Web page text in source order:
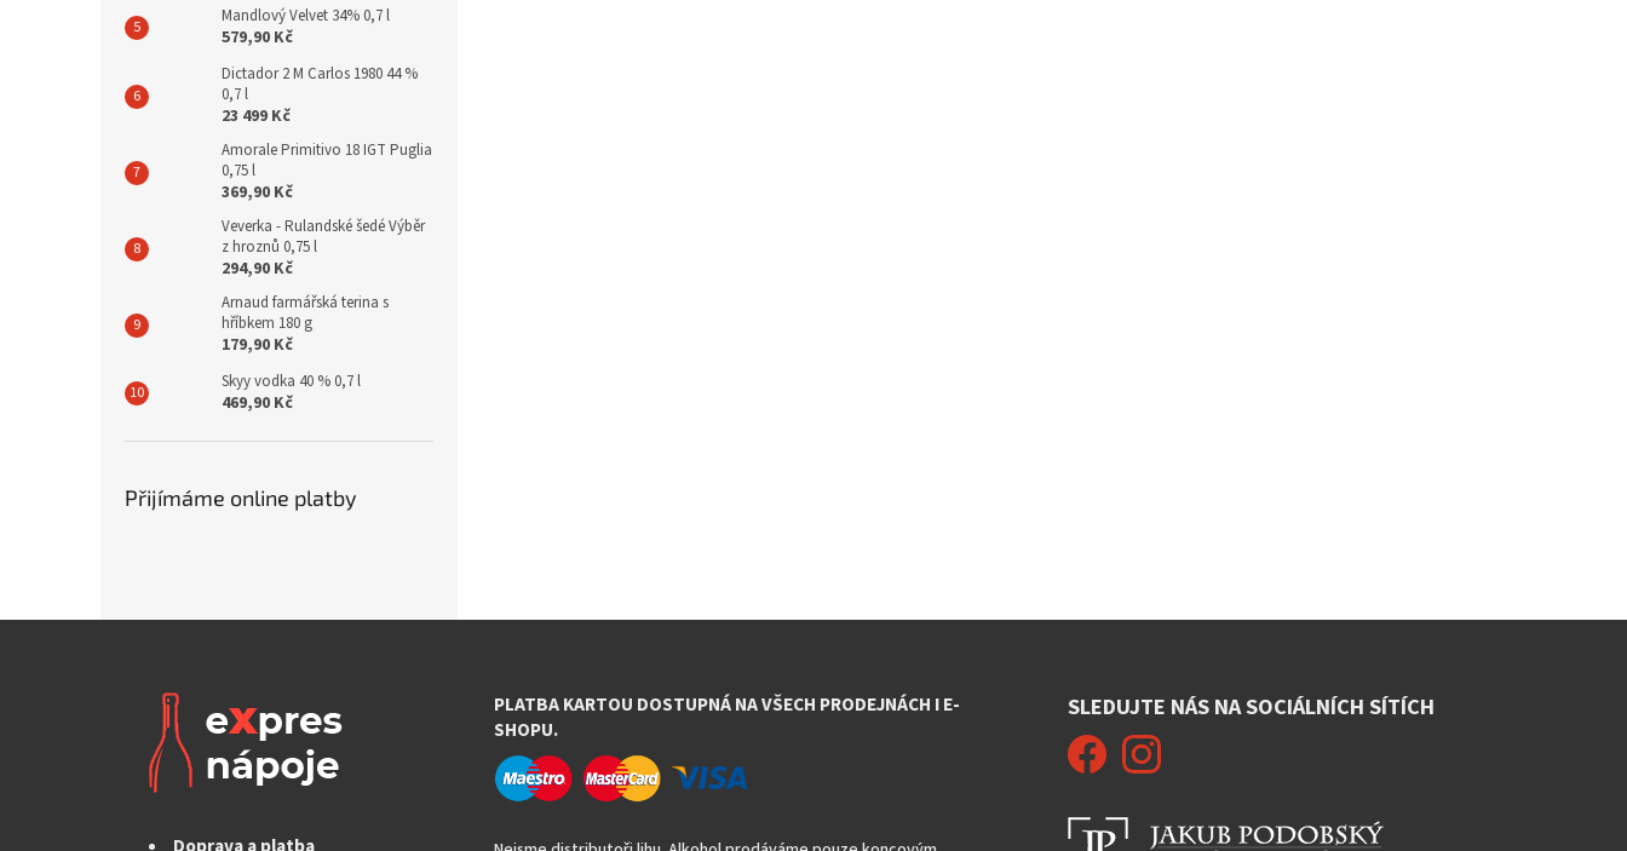
Mandlový Velvet 34% 0,7 l
579,90 Kč
Dictador 2 M Carlos 1980 44 %
0,7 l
23 499 Kč
Amorale Primitivo 18 IGT Puglia
0,75 l
369,90 Kč
Veverka - Rulandské šedé Výběr
z hroznů 0,75 l
294,90 Kč
Arnaud farmářská terina s
hříbkem 180 g
179,90 Kč
Skyy vodka 40 % 0,7 l
469,90 Kč
Přijímáme online platby
PLATBA KARTOU DOSTUPNÁ NA VŠECH PRODEJNÁCH I E-
SHOPU.
SLEDUJTE NÁS NA SOCIÁLNÍCH SÍTÍCH